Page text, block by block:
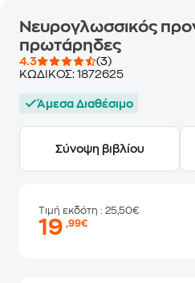
Νευρογλωσσικός
πρωτάρηδες
4.3
(3)
ΚΩΔΙΚΟΣ: 1872625
Άμεσα Διαθέσιμο
Σύνοψη βιβλίου
Τιμή εκδότη : 25,50€
19,99€